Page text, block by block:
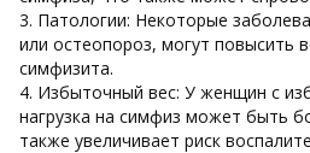
3. Патологии: Некоторые
или остеопороз, могут повысить
симфизита.
4. Избыточный вес: У женщин с
нагрузка на симфиз может быть
также увеличивает риск